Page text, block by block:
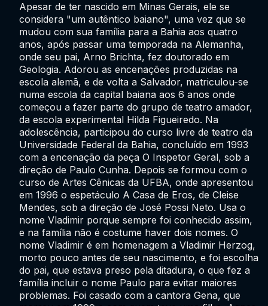
Apesar de ter nascido em Minas Gerais, ele se
considera "um autêntico baiano", uma vez que se
mudou com sua família para a Bahia aos quatro
anos, após passar uma temporada na Alemanha,
onde seu pai, Arno Brichta, fez doutorado em
Geologia. Adorou as encenações produzidas na
escola alemã, e de volta a Salvador, matriculou-se
numa escola da capital baiana aos 6 anos onde
começou a fazer parte do grupo de teatro amador,
da escola experimental Hilda Figueiredo. Na
adolescência, participou do curso livre de teatro da
Universidade Federal da Bahia, concluído em 1993
com a encenação da peça O Inspetor Geral, sob a
direção de Paulo Cunha. Depois se formou com o
curso de Artes Cênicas da UFBA, onde apresentou
em 1996 o espetáculo A Casa de Eros, de Cleise
Mendes, sob a direção de José Possi Neto. Usa o
nome Vladimir porque sempre foi conhecido assim,
e na família não é costume haver dois nomes. O
nome Vladimir é em homenagem a Vladimir Herzog,
morto pouco antes de seu nascimento, e foi escolha
do pai, que estava preso pela ditadura, o que fez a
família incluir o nome Paulo para evitar maiores
problemas. Foi casado com a cantora Gena, que